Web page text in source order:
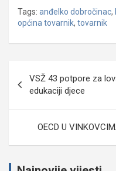
Tags: anđelko dobročinac,
općina tovarnik, tovarnik
Navigacija
objava
VSŽ 43 potpore za
edukaciji djece
OECD U